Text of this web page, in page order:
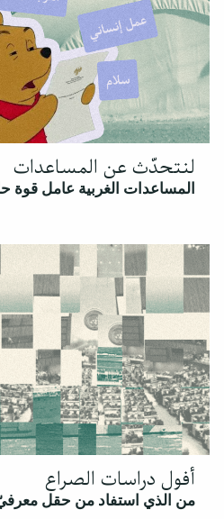
لنتحدّث عن المساعدات
المساعدات الغربية عامل قوة
أفول دراسات الصراع
من الذي استفاد من حقل معرفيّ